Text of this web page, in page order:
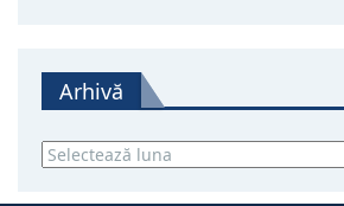
Arhivă
Arhivă